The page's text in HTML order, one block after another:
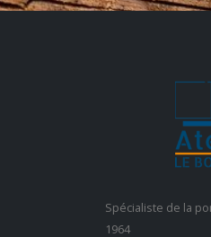
Spécialiste de la
1964